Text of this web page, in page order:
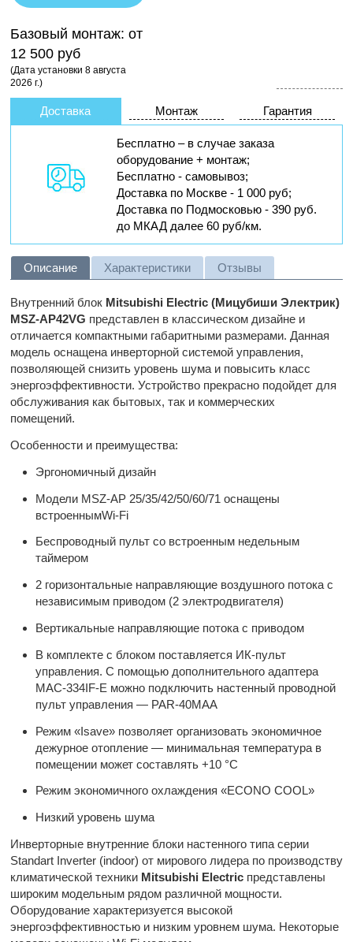
Базовый монтаж: от
12 500 руб
(Дата установки 8 августа
2026 г.)
Доставка Монтаж Гарантия
Бесплатно – в случае заказа
оборудование + монтаж;
Бесплатно - самовывоз;
Доставка по Москве - 1 000 руб;
Доставка по Подмосковью - 390 руб.
до МКАД далее 60 руб/км.
Описание Характеристики Отзывы
Внутренний блок Mitsubishi Electric (Мицубиши Электрик)
MSZ-AP42VG представлен в классическом дизайне и
отличается компактными габаритными размерами. Данная
модель оснащена инверторной системой управления,
позволяющей снизить уровень шума и повысить класс
энергоэффективности. Устройство прекрасно подойдет для
обслуживания как бытовых, так и коммерческих
помещений.
Особенности и преимущества:
Эргономичный дизайн
Модели MSZ-AP 25/35/42/50/60/71 оснащены
встроеннымWi-Fi
Беспроводный пульт со встроенным недельным
таймером
2 горизонтальные направляющие воздушного потока с
независимым приводом (2 электродвигателя)
Вертикальные направляющие потока с приводом
В комплекте с блоком поставляется ИК-пульт
управления. С помощью дополнительного адаптера
MAC-334IF-E можно подключить настенный проводной
пульт управления — PAR-40MAA
Режим «Isave» позволяет организовать экономичное
дежурное отопление — минимальная температура в
помещении может составлять +10 °С
Режим экономичного охлаждения «ECONO COOL»
Низкий уровень шума
Инверторные внутренние блоки настенного типа серии
Standart Inverter (indoor) от мирового лидера по производству
климатической техники Mitsubishi Electric представлены
широким модельным рядом различной мощности.
Оборудование характеризуется высокой
энергоэффективностью и низким уровнем шума. Некоторые